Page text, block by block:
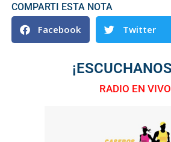
COMPARTI ESTA NOTA
Facebook Twitter
RADIO EN VIVO